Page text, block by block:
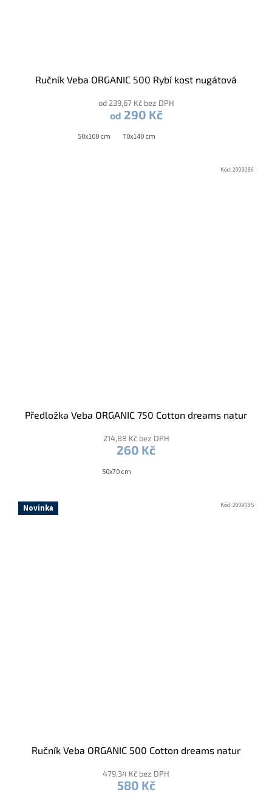
Ručník Veba ORGANIC 500 Rybí kost nugátová
od 239,67 Kč bez DPH
od 290 Kč
50x100 cm 70x140 cm
Předložka Veba ORGANIC 750 Cotton dreams natur
214,88 Kč bez DPH
260 Kč
50x70 cm
Kód:2009086
Novinka
Ručník Veba ORGANIC 500 Cotton dreams natur
479,34 Kč bez DPH
580 Kč
Kód:2009085